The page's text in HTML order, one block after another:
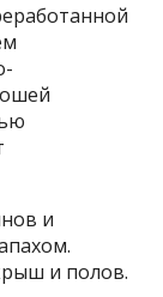
и
и полов.